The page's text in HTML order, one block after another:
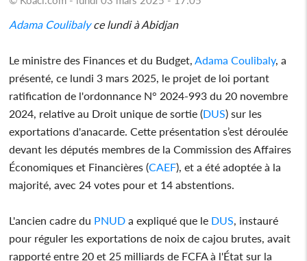
Adama Coulibalyce lundi à Abidjan
Le ministre des Finances et du Budget, Adama Coulibaly, a
présenté, ce lundi 3 mars 2025, le projet de loi portant
ratification de l'ordonnance N° 2024-993 du 20 novembre
2024, relative au Droit unique de sortie (DUS) sur les
exportations d'anacarde. Cette présentation s’est déroulée
devant les députés membres de la Commission des Affaires
Économiques et Financières (CAEF), et a été adoptée à la
majorité, avec 24 votes pour et 14 abstentions.
L'ancien cadre du PNUD a expliqué que le DUS , instauré
pour réguler les exportations de noix de cajou brutes, avait
rapporté entre 20 et 25 milliards de FCFA à l'État sur la